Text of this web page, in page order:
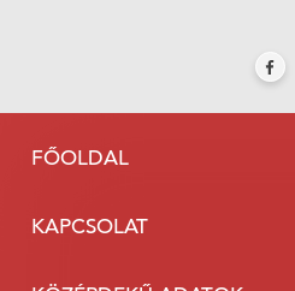
FŐOLDAL
KAPCSOLAT